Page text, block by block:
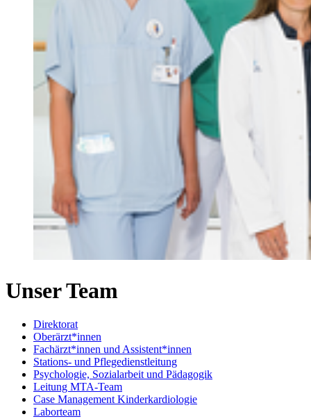
Unser Team
Direktorat
Oberärzt*innen
Fachärzt*innen und Assistent*innen
Stations- und Pflegedienstleitung
Psychologie, Sozialarbeit und Pädagogik
Leitung MTA-Team
Case Management Kinderkardiologie
Laborteam